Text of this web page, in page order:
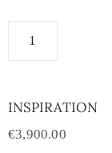
INSPIRATION
€3,900.00